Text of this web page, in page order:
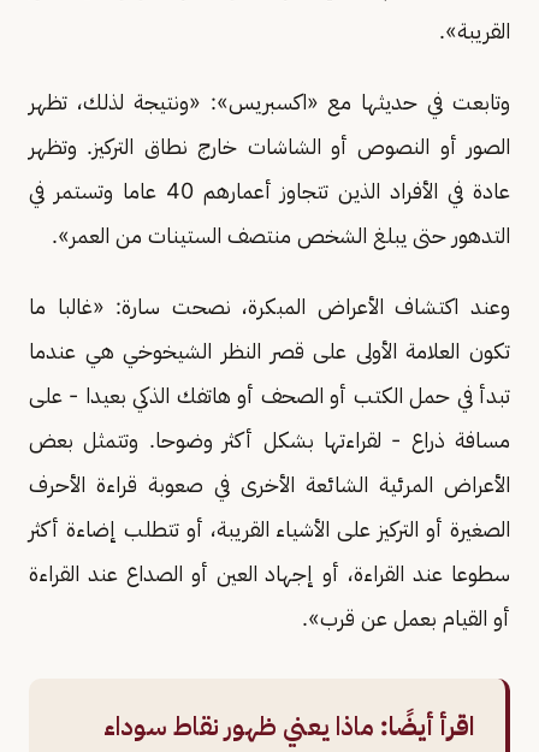
القريبة».
وتابعت في حديثها مع «اكسبريس»: «ونتيجة لذلك، تظهر
الصور أو النصوص أو الشاشات خارج نطاق التركيز. وتظهر
عادة في الأفراد الذين تتجاوز أعمارهم 40 عاما وتستمر في
التدهور حتى يبلغ الشخص منتصف الستينات من العمر».
وعند اكتشاف الأعراض المبكرة، نصحت سارة: «غالبا ما
تكون العلامة الأولى على قصر النظر الشيخوخي هي عندما
تبدأ في حمل الكتب أو الصحف أو هاتفك الذكي بعيدا - على
مسافة ذراع - لقراءتها بشكل أكثر وضوحا. وتتمثل بعض
الأعراض المرئية الشائعة الأخرى في صعوبة قراءة الأحرف
الصغيرة أو التركيز على الأشياء القريبة، أو تتطلب إضاءة أكثر
سطوعا عند القراءة، أو إجهاد العين أو الصداع عند القراءة
أو القيام بعمل عن قرب».
اقرأ أيضًا: ماذا يعني ظهور نقاط سوداء